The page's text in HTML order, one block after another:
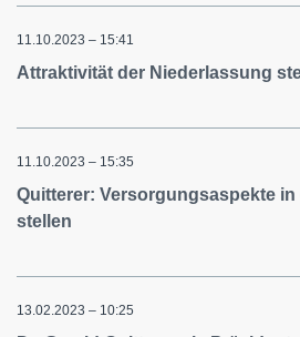
11.10.2023 – 15:41
Attraktivität der Niederlassung
11.10.2023 – 15:35
Quitterer: Versorgungsaspekte in
stellen
13.02.2023 – 10:25